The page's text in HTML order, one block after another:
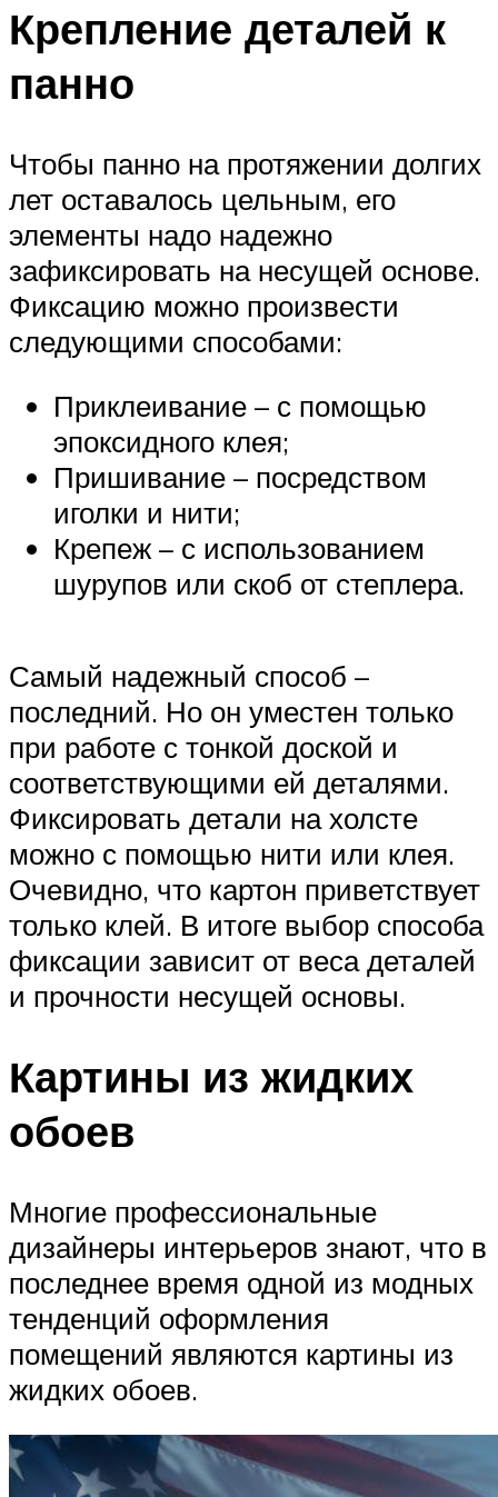
Крепление деталей к
панно
Чтобы панно на протяжении долгих
лет оставалось цельным, его
элементы надо надежно
зафиксировать на несущей основе.
Фиксацию можно произвести
следующими способами:
Приклеивание – с помощью
эпоксидного клея;
Пришивание – посредством
иголки и нити;
Крепеж – с использованием
шурупов или скоб от степлера.
Самый надежный способ –
последний. Но он уместен только
при работе с тонкой доской и
соответствующими ей деталями.
Фиксировать детали на холсте
можно с помощью нити или клея.
Очевидно, что картон приветствует
только клей. В итоге выбор способа
фиксации зависит от веса деталей
и прочности несущей основы.
Картины из жидких
обоев
Многие профессиональные
дизайнеры интерьеров знают, что в
последнее время одной из модных
тенденций оформления
помещений являются картины из
жидких обоев.